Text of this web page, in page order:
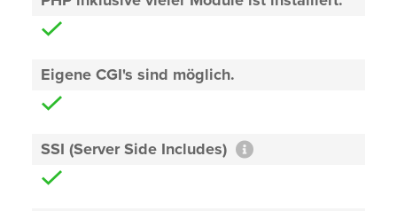
Eigene CGI's sind möglich.
SSI (Server Side Includes)